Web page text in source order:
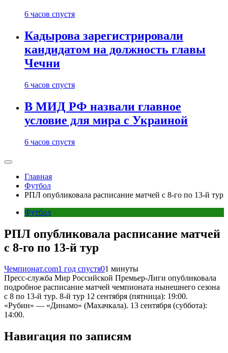
6 часов спустя
Кадырова зарегистрировали
кандидатом на должность главы
Чечни
6 часов спустя
В МИД РФ назвали главное
условие для мира с Украиной
6 часов спустя
Главная
Футбол
РПЛ опубликовала расписание матчей с 8-го по 13-й тур
Футбол
РПЛ опубликовала расписание матчей
с 8-го по 13-й тур
Чемпионат.com1 год спустя01 минуты
Пресс-служба Мир Российской Премьер-Лиги опубликовала
подробное расписание матчей чемпионата нынешнего сезона
с 8 по 13-й тур. 8-й тур 12 сентября (пятница): 19:00.
«Рубин» — «Динамо» (Махачкала). 13 сентября (суббота):
14:00.
Навигация по записям